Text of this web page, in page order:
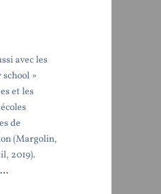
avec les
»
et les
de
(Margolin,
2019).
…